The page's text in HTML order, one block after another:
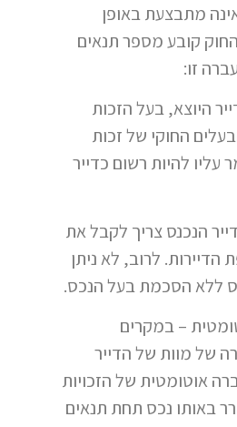
מתבצעת באופן
קובע מספר תנאים
זו:
היוצא, בעל הזכות
החוקי של זכות
עליו להיות רשום כדייר
הנכנס צריך לקבל את
לרוב, לא ניתן
ללא הסכמת בעל הנכס.
– במקרים
של מוות של הדייר
אוטומטית של הזכויות
באותו נכס תחת תנאים